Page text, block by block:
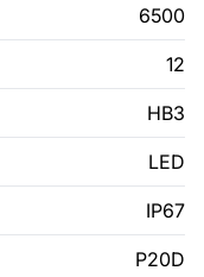
6500
12
HB3
LED
IP67
P20D